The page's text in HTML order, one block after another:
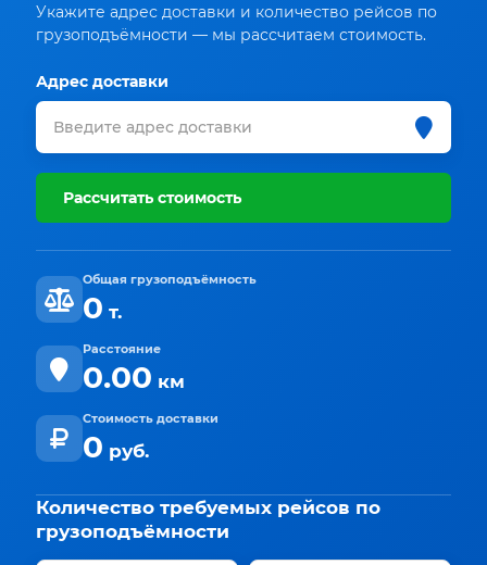
Укажите адрес доставки и количество рейсов по
грузоподъёмности — мы рассчитаем стоимость.
Адрес доставки
Рассчитать стоимость
Общая грузоподъёмность
0 т.
Расстояние
0.00 км
Стоимость доставки
0 руб.
Количество требуемых рейсов по
грузоподъёмности